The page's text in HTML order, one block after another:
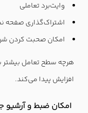
وایت‌برد تعاملی
اشتراک‌گذاری صفحه
امکان صحبت کردن
هرچه سطح تعامل بیشتر
افزایش پیدا می‌کند.
امکان ضبط و آرشیو